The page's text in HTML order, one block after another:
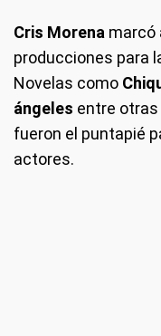
Cris Morena marcó
producciones para
Novelas como
ángeles entre otras
fueron el puntapié
actores.